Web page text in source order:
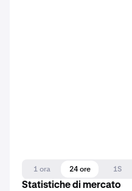
1 ora 24 ore 1S
Statistiche di mercato